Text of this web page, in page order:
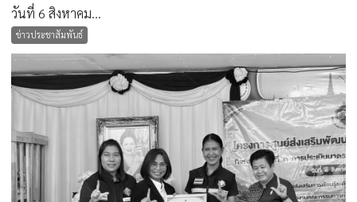
วันที่ 6 สิงหาคม...
ข่าวประชาสัมพันธ์